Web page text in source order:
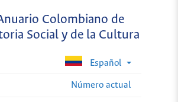
Colombiano de
Social y de la Cultura
Español
Número actual